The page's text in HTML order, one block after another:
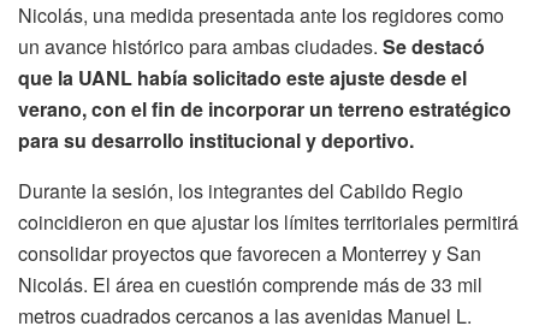
Nicolás, una medida presentada ante los regidores como
un avance histórico para ambas ciudades. Se destacó
que la UANL había solicitado este ajuste desde el
verano, con el fin de incorporar un terreno estratégico
para su desarrollo institucional y deportivo.
Durante la sesión, los integrantes del Cabildo Regio
coincidieron en que ajustar los límites territoriales permitirá
consolidar proyectos que favorecen a Monterrey y San
Nicolás. El área en cuestión comprende más de 33 mil
metros cuadrados cercanos a las avenidas Manuel L.